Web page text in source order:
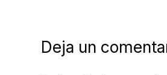
Deja un